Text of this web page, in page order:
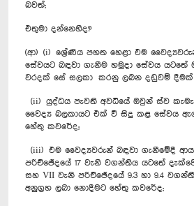
බවත්;
එතුමා දන්නෙහිද?
(ආ) (i) ශ්‍රේණිය පහත හෙළා එම
සේවයට බඳවා ගැනීම හමුදා සේවය
වරදක් සේ සලකා කරනු ලබන දඩුවම්
(ii) යුද්ධය පැවති අවධියේ ඔවුන් ස්ව
වෛද්‍ය බලකායට එක් වී සිදු කළ සේවය
හේතු කවරේද;
(iii) එම වෛද්‍යවරුන් බඳවා ගැනීමේදී
පරිච්ඡේදයේ 17 වැනි වගන්තිය යටතේ
සහ VII වැනි පරිච්ඡේදයේ 9.3 හා 9.4
අනුග්‍රහ ලබා නොදීමට හේතු කවරේද;